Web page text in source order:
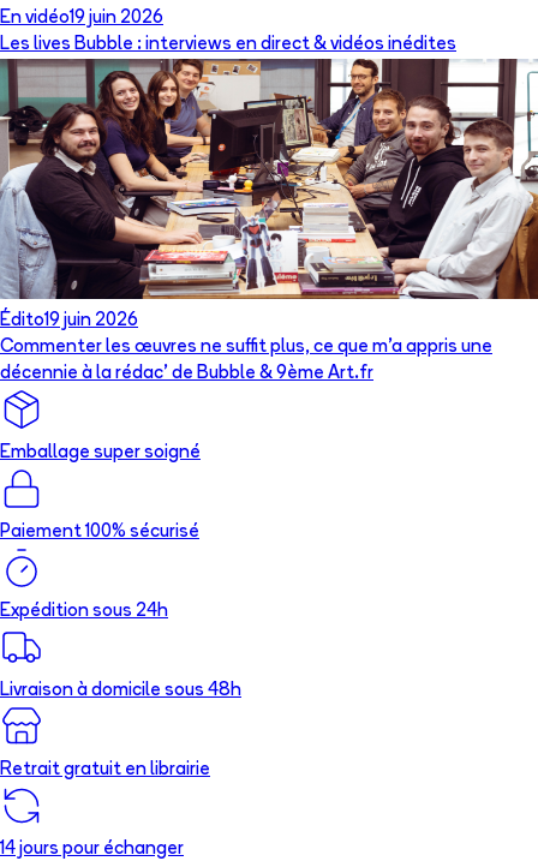
En vidéo19 juin 2026
Les lives Bubble : interviews en direct & vidéos inédites
Édito19 juin 2026
Commenter les œuvres ne suffit plus, ce que m’a appris une
décennie à la rédac’ de Bubble & 9ème Art.fr
Emballage super soigné
Paiement 100% sécurisé
Expédition sous 24h
Livraison à domicile sous 48h
Retrait gratuit en librairie
14 jours pour échanger